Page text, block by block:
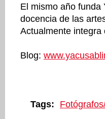
El mismo año funda
docencia de las
Actualmente
Blog:
Tags: